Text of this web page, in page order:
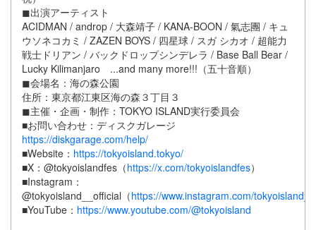
◼出演アーティスト
ACIDMAN / androp / ⼤森靖⼦ / KANA-BOON / 氣志團 / キュ
ウソネコカミ / ZAZEN BOYS / 四星球 / スガ シカオ / 超能⼒
戦⼠ドリアン / バックドロップシンデレラ / Base Ball Bear /
Lucky Kilimanjaro ...and many more!!!（五⼗⾳順）
◼会場名：海の森公園
住所：東京都江東区海の森３丁⽬３
◼主催・企画・制作：TOKYO ISLAND実⾏委員会
■お問い合わせ：ディスクガレージ
https://diskgarage.com/help/
■Website： https://tokyoisland.tokyo/
■X：@tokyoislandfes（https://x.com/tokyoislandfes）
■Instagram：
@tokyoisland__official（https://www.instagram.com/
■YouTube： https://www.youtube.com/@tokyoisland